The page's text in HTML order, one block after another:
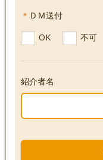
＊ ＤＭ送付
OK
不可
紹介者名